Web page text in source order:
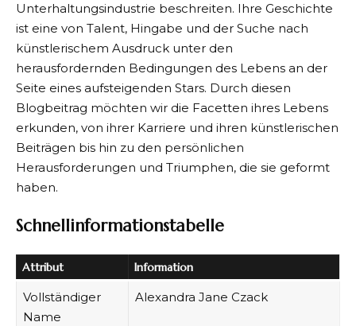
Unterhaltungsindustrie beschreiten. Ihre Geschichte
ist eine von Talent, Hingabe und der Suche nach
künstlerischem Ausdruck unter den
herausfordernden Bedingungen des Lebens an der
Seite eines aufsteigenden Stars. Durch diesen
Blogbeitrag möchten wir die Facetten ihres Lebens
erkunden, von ihrer Karriere und ihren künstlerischen
Beiträgen bis hin zu den persönlichen
Herausforderungen und Triumphen, die sie geformt
haben.
Schnellinformationstabelle
Attribut Information
Vollständiger
Name
Alexandra Jane Czack